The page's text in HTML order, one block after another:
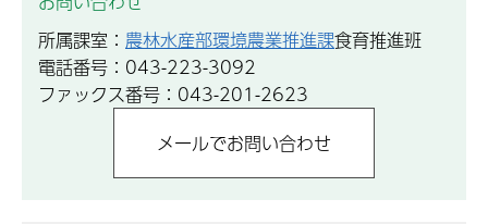
所属課室： 農林水産部環境農業推進課食育推進班
電話番号：043-223-3092
ファックス番号：043-201-2623